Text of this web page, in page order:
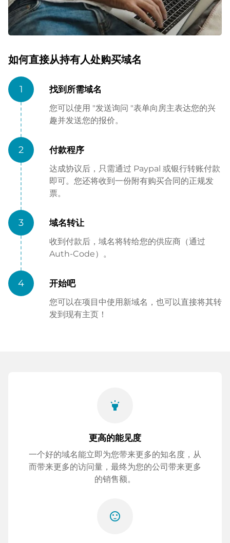
如何直接从持有人处购买域名
1 找到所需域名
您可以使用 "发送询问 "表单向房主表达您的兴
趣并发送您的报价。
2 付款程序
达成协议后，只需通过 Paypal 或银行转账付款
即可。您还将收到一份附有购买合同的正规发
票。
3 域名转让
收到付款后，域名将转给您的供应商（通过
Auth-Code）。
4 开始吧
您可以在项目中使用新域名，也可以直接将其转
发到现有主页！
highlight
更高的能见度
一个好的域名能立即为您带来更多的知名度，从
而带来更多的访问量，最终为您的公司带来更多
的销售额。
sentiment_satisfied